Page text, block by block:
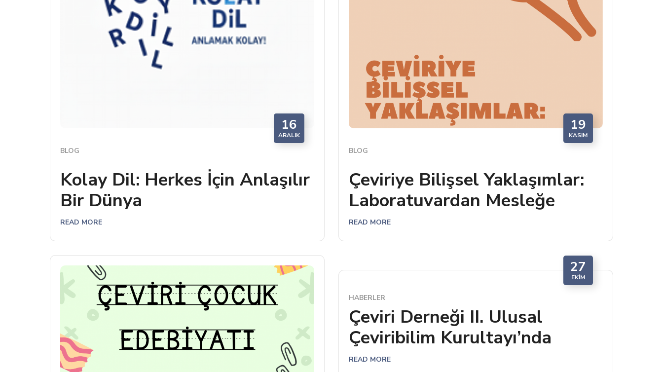
16
ARALIK
BLOG
Kolay Dil: Herkes İçin Anlaşılır
Bir Dünya
READ MORE
19
KASIM
BLOG
Çeviriye Bilişsel Yaklaşımlar:
Laboratuvardan Mesleğe
READ MORE
27
EKIM
HABERLER
Çeviri Derneği II. Ulusal
Çeviribilim Kurultayı’nda
READ MORE